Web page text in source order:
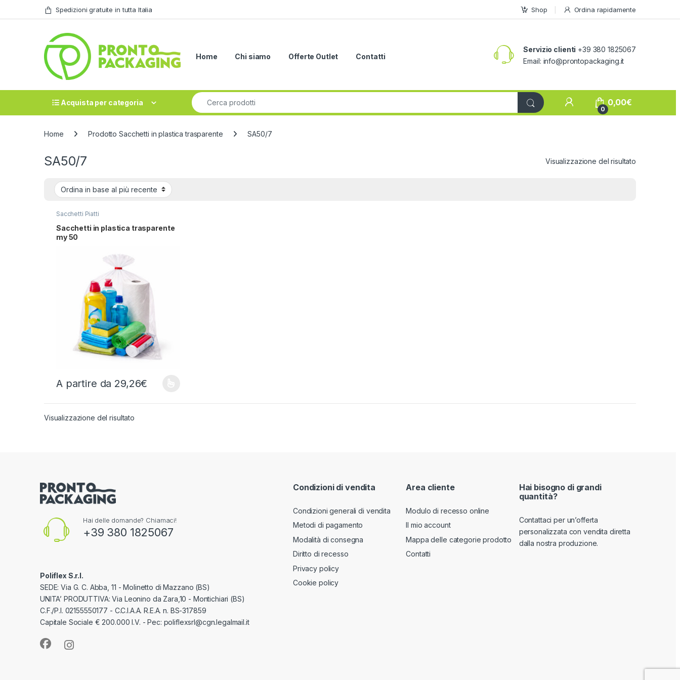
Skip to navigation
Skip to content Spedizioni gratuite in tutta Italia Shop Ordina rapidamente
Home Chi siamo Offerte Outlet Contatti
Servizio clienti +39 380 1825067
Email: info@prontopackaging.it
Acquista per categoria
Search for:
My Account
0
0,00€
Home Prodotto Sacchetti in plastica trasparente SA50/7
SA50/7 Visualizzazione del risultato
Sacchetti Piatti
Sacchetti in plastica trasparente
my 50
A partire da 29,26€
Questo prodotto ha più varianti. Le opzioni possono essere scelte nella pagina del prodotto
Visualizzazione del risultato
Hai delle domande? Chiamaci!
+39 380 1825067
Poliflex S.r.l.
SEDE: Via G. C. Abba, 11 - Molinetto di Mazzano (BS)
UNITA’ PRODUTTIVA: Via Leonino da Zara,10 - Montichiari (BS)
C.F./P.I. 02155550177 - C.C.I.A.A. R.E.A. n. BS-317859
Capitale Sociale € 200.000 I.V. - Pec: poliflexsrl@cgn.legalmail.it
Condizioni di vendita
Condizioni generali di vendita
Metodi di pagamento
Modalità di consegna
Diritto di recesso
Privacy policy
Cookie policy
Area cliente
Modulo di recesso online
Il mio account
Mappa delle categorie prodotto
Contatti
Hai bisogno di grandi
quantità?
Contattaci per un’offerta
personalizzata con vendita diretta
dalla nostra produzione.